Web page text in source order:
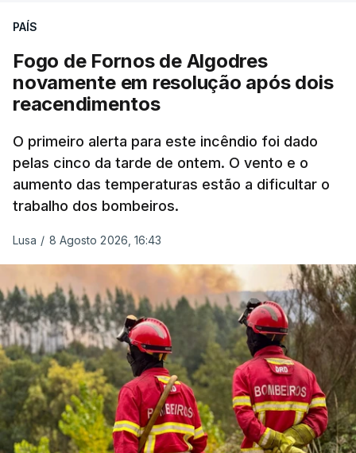
nada disto é incompatível com tratarmos com
crianças", acrescentou.
António José Seguro mostrou dúvidas sobre se é
ERRO100
ESTE CONTEÚDO ESTÁ NESTE
MOMENTO INDISPONÍVEL
O Chega considerou "de uma enorme gravidade" a
decisão do Presidente da Repúblicade enviar para
o Tribunal Constitucional o decreto sobre retorno
de estrangeiros, sustentando tratar-se de "uma
PAÍS
Fogo de Fornos de Algodres
novamente em resolução após dois
reacendimentos
O primeiro alerta para este incêndio foi dado
pelas cinco da tarde de ontem. O vento e o
aumento das temperaturas estão a dificultar o
trabalho dos bombeiros.
Lusa / 8 Agosto 2026, 16:43